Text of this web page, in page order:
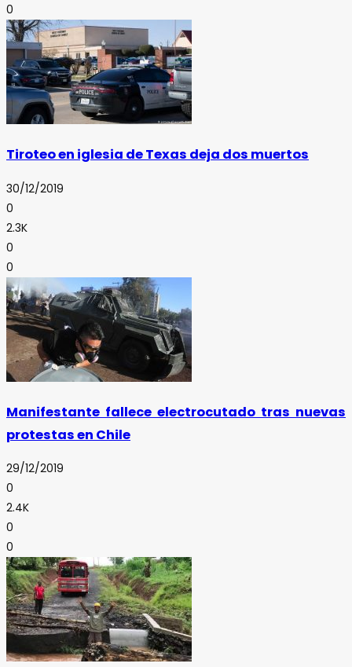
0
Tiroteo en iglesia de Texas deja dos muertos
30/12/2019
0
2.3K
0
0
Manifestante fallece electrocutado tras nuevas
protestas en Chile
29/12/2019
0
2.4K
0
0